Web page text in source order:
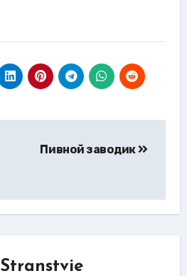
Пивной заводик
Stranstvie